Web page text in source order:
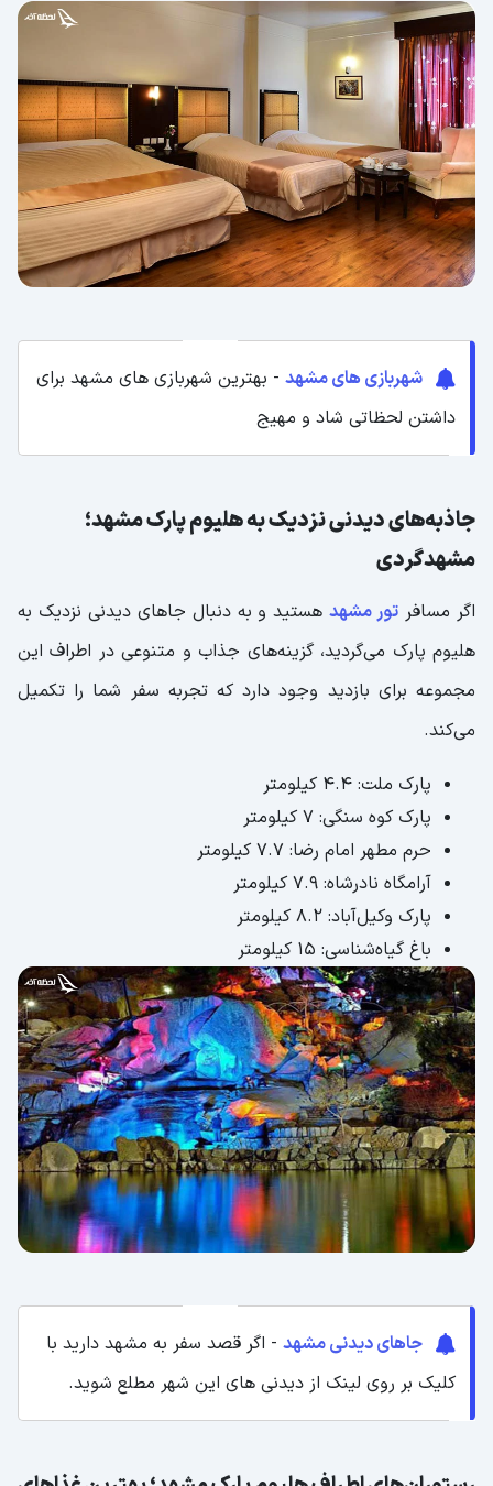
شهربازی های مشهد - بهترین شهربازی های مشهد برای
داشتن لحظاتی شاد و مهیج
جاذبه‌های دیدنی نزدیک به هلیوم پارک مشهد؛
مشهدگردی
اگر مسافر تور مشهدهستید و به دنبال جاهای دیدنی نزدیک به
هلیوم پارک می‌گردید، گزینه‌های جذاب و متنوعی در اطراف این
مجموعه برای بازدید وجود دارد که تجربه سفر شما را تکمیل
می‌کند.
پارک ملت: ۴.۴ کیلومتر
پارک کوه سنگی: ۷ کیلومتر
حرم مطهر امام رضا: ۷.۷ کیلومتر
آرامگاه نادرشاه: ۷.۹ کیلومتر
پارک وکیل‌آباد: ۸.۲ کیلومتر
باغ گیاه‌شناسی: ۱۵ کیلومتر
جاهای دیدنی مشهد - اگر قصد سفر به مشهد دارید با
کلیک بر روی لینک از دیدنی های این شهر مطلع شوید.